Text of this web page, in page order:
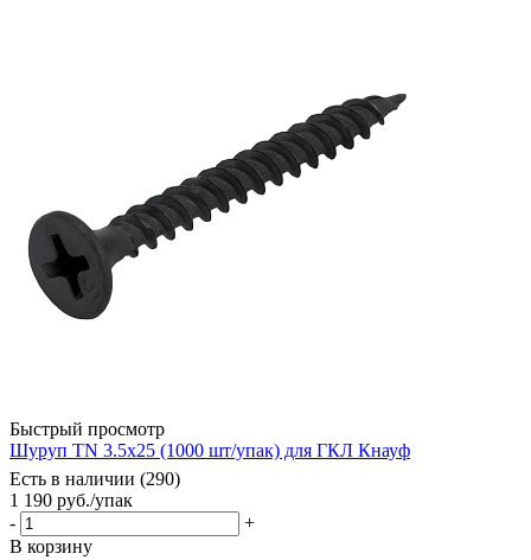
Быстрый просмотр
Шуруп TN 3.5x25 (1000 шт/упак) для ГКЛ Кнауф
Есть в наличии (290)
1 190 руб./упак
-
+
В корзину